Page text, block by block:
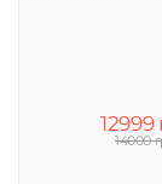
12999
14000